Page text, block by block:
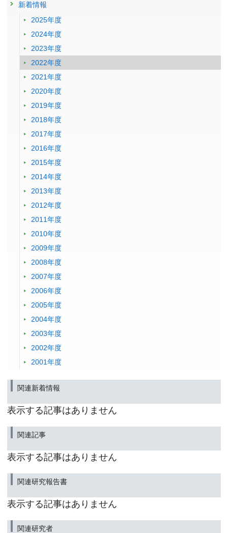
新着情報
2025年度
2024年度
2023年度
2022年度
2021年度
2020年度
2019年度
2018年度
2017年度
2016年度
2015年度
2014年度
2013年度
2012年度
2011年度
2010年度
2009年度
2008年度
2007年度
2006年度
2005年度
2004年度
2003年度
2002年度
2001年度
関連新着情報
表示する記事はありません
関連記事
表示する記事はありません
関連研究報告書
表示する記事はありません
関連研究者